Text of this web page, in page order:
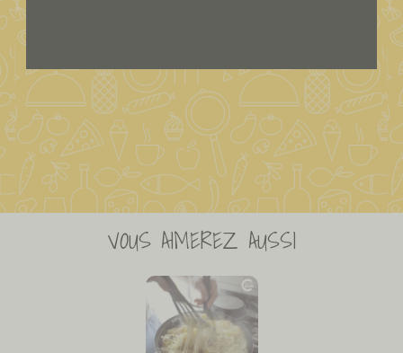
VOUS AIMEREZ AUSSI